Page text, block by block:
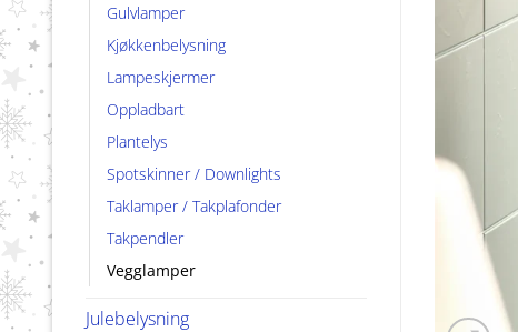
Gulvlamper
Kjøkkenbelysning
Lampeskjermer
Oppladbart
Plantelys
Spotskinner / Downlights
Taklamper / Takplafonder
Takpendler
Vegglamper
Julebelysning